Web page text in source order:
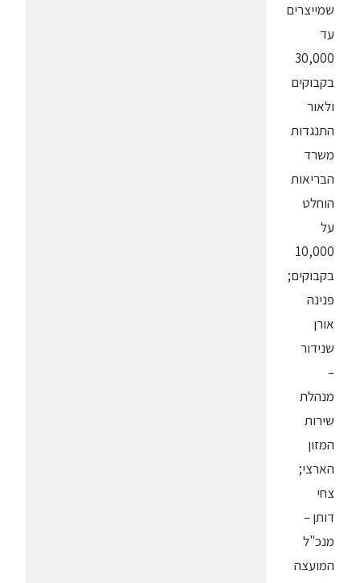
שמייצרים
עד
30,000
בקבוקים
ולאור
התנגדות
משרד
הבריאות
הוחלט
על
10,000
בקבוקים;
פנינה
אורן
שנידור
–
מנהלת
שירות
המזון
הארצי;
צחי
דותן –
מנכ"ל
המועצה